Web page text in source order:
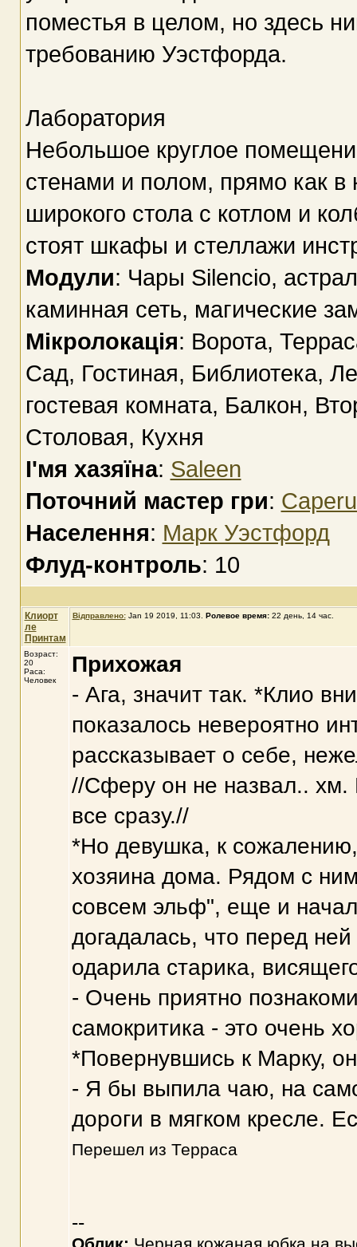
поместья в целом, но здесь
требованию Уэстфорда.
Лаборатория
Небольшое круглое
стенами и полом, прямо как в
широкого стола с котлом и
стоят шкафы и стеллажи
Модули: Чары Silencio,
каминная сеть, магические
Мікролокація: Ворота,
Сад, Гостиная, Библиотека,
гостевая комната, Балкон,
Столовая, Кухня
І'мя хазяїна: Saleen
Поточний мастер гри:
Населення: Марк Уэстфорд
Флуд-контроль: 10
Клиорт
ле
Принтам
Відправлено: Jan 19 2019, 11:03 Ролевое время:22 день, 14 час.
Возраст:
20
Раса:
Человек
Прихожая
- Ага, значит так. *Клио
показалось невероятно
рассказывает о себе,
//Сферу он не назвал.. хм.
все сразу.//
*Но девушка, к
хозяина дома. Рядом с
совсем эльф", еще и
догадалась, что перед
одарила старика,
- Очень приятно
самокритика - это очень
*Повернувшись к Марку,
- Я бы выпила чаю, на
дороги в мягком кресле.
Перешел из Терраса
--
Облик: Черная кожаная юбка на